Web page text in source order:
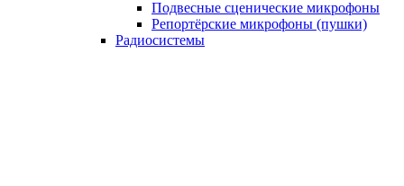
Подвесные сценические микрофоны
Репортёрские микрофоны (пушки)
Радиосистемы